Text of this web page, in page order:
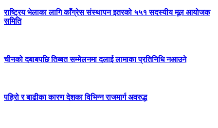
राष्ट्रिय भेलाका लागि काँग्रेस संस्थापन इतरको ५५१ सदस्यीय मूल आयोजक
समिति
चीनको दबाबपछि तिब्बत सम्मेलनमा दलाई लामाका प्रतिनिधि नआउने
पहिरो र बाढीका कारण देशका विभिन्न राजमार्ग अवरुद्ध